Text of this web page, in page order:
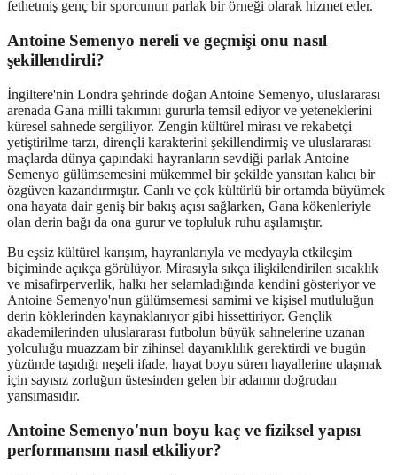
fethetmiş genç bir sporcunun parlak bir örneği olarak hizmet eder.
Antoine Semenyo nereli ve geçmişi onu nasıl
şekillendirdi?
İngiltere'nin Londra şehrinde doğan Antoine Semenyo, uluslararası
arenada Gana milli takımını gururla temsil ediyor ve yeteneklerini
küresel sahnede sergiliyor. Zengin kültürel mirası ve rekabetçi
yetiştirilme tarzı, dirençli karakterini şekillendirmiş ve uluslararası
maçlarda dünya çapındaki hayranların sevdiği parlak Antoine
Semenyo gülümsemesini mükemmel bir şekilde yansıtan kalıcı bir
özgüven kazandırmıştır. Canlı ve çok kültürlü bir ortamda büyümek
ona hayata dair geniş bir bakış açısı sağlarken, Gana kökenleriyle
olan derin bağı da ona gurur ve topluluk ruhu aşılamıştır.
Bu eşsiz kültürel karışım, hayranlarıyla ve medyayla etkileşim
biçiminde açıkça görülüyor. Mirasıyla sıkça ilişkilendirilen sıcaklık
ve misafirperverlik, halkı her selamladığında kendini gösteriyor ve
Antoine Semenyo'nun gülümsemesi samimi ve kişisel mutluluğun
derin köklerinden kaynaklanıyor gibi hissettiriyor. Gençlik
akademilerinden uluslararası futbolun büyük sahnelerine uzanan
yolculuğu muazzam bir zihinsel dayanıklılık gerektirdi ve bugün
yüzünde taşıdığı neşeli ifade, hayat boyu süren hayallerine ulaşmak
için sayısız zorluğun üstesinden gelen bir adamın doğrudan
yansımasıdır.
Antoine Semenyo'nun boyu kaç ve fiziksel yapısı
performansını nasıl etkiliyor?